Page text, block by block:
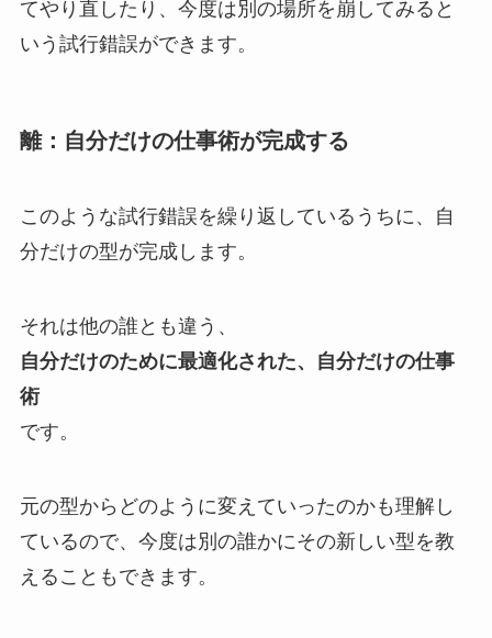
てやり直したり、今度は別の場所を崩してみると
いう試行錯誤ができます。
離：自分だけの仕事術が完成する
このような試行錯誤を繰り返しているうちに、自
分だけの型が完成します。
それは他の誰とも違う、
自分だけのために最適化された、自分だけの仕事
術
です。
元の型からどのように変えていったのかも理解し
ているので、今度は別の誰かにその新しい型を教
えることもできます。